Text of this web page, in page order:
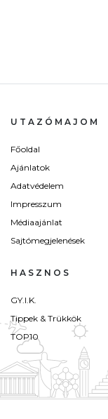
UTAZÓMAJOM
Főoldal
Ajánlatok
Adatvédelem
Impresszum
Médiaajánlat
Sajtómegjelenések
HASZNOS
GY.I.K.
Tippek & Trükkök
TOP10